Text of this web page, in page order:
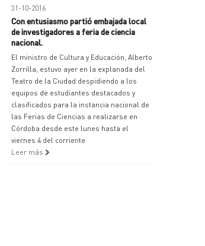
31-10-2016
Con entusiasmo partió embajada local
de investigadores a feria de ciencia
nacional.
El ministro de Cultura y Educación, Alberto
Zorrilla, estuvo ayer en la explanada del
Teatro de la Ciudad despidiendo a los
equipos de estudiantes destacados y
clasificados para la instancia nacional de
las Ferias de Ciencias a realizarse en
Córdoba desde este lunes hasta el
viernes 4 del corriente
Leer más